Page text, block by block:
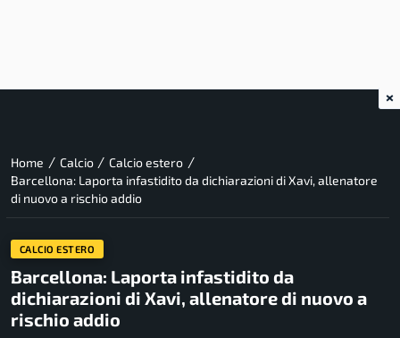
Home / Calcio / Calcio estero /
Barcellona: Laporta infastidito da dichiarazioni di Xavi, allenatore
di nuovo a rischio addio
CALCIO ESTERO
Barcellona: Laporta infastidito da
dichiarazioni di Xavi, allenatore di nuovo a
rischio addio
×